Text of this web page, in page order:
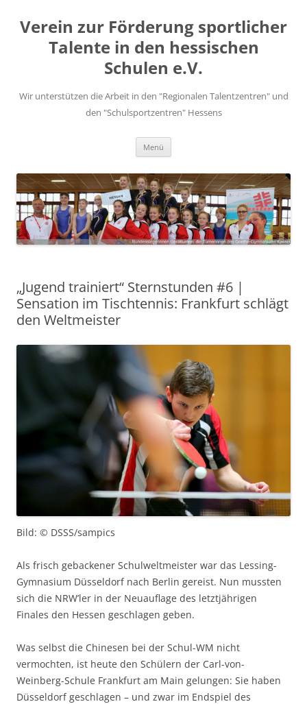
springen
Verein zur Förderung sportlicher
Talente in den hessischen
Schulen e.V.
Wir unterstützen die Arbeit in den "Regionalen Talentzentren" und
den "Schulsportzentren" Hessens
Menü
„Jugend trainiert“ Sternstunden #6 |
Sensation im Tischtennis: Frankfurt schlägt
den Weltmeister
Bild: © DSSS/sampics
Als frisch gebackener Schulweltmeister war das Lessing-
Gymnasium Düsseldorf nach Berlin gereist. Nun mussten
sich die NRW’ler in der Neuauflage des letztjährigen
Finales den Hessen geschlagen geben.
Was selbst die Chinesen bei der Schul-WM nicht
vermochten, ist heute den Schülern der Carl-von-
Weinberg-Schule Frankfurt am Main gelungen: Sie haben
Düsseldorf geschlagen – und zwar im Endspiel des